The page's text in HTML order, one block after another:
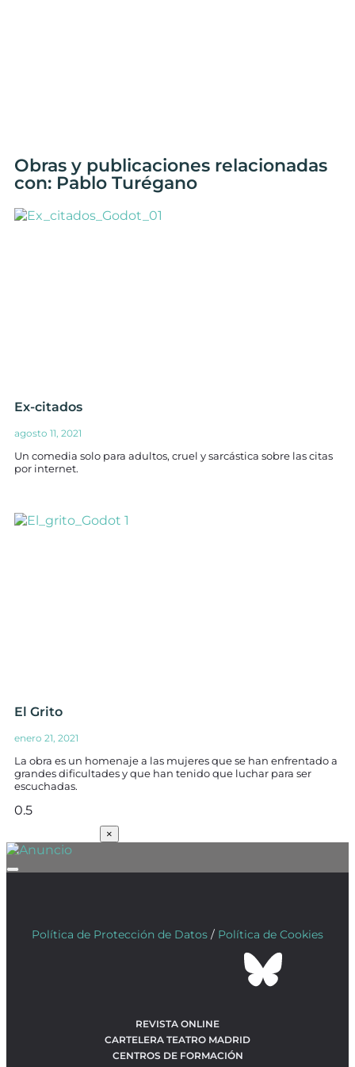
Obras y publicaciones relacionadas
con: Pablo Turégano
Ex-citados
agosto 11, 2021
Un comedia solo para adultos, cruel y sarcástica sobre las citas
por internet.
El Grito
enero 21, 2021
La obra es un homenaje a las mujeres que se han enfrentado a
grandes dificultades y que han tenido que luchar para ser
escuchadas.
×
Política de Protección de Datos / Política de Cookies
REVISTA ONLINE
CARTELERA TEATRO MADRID
CENTROS DE FORMACIÓN